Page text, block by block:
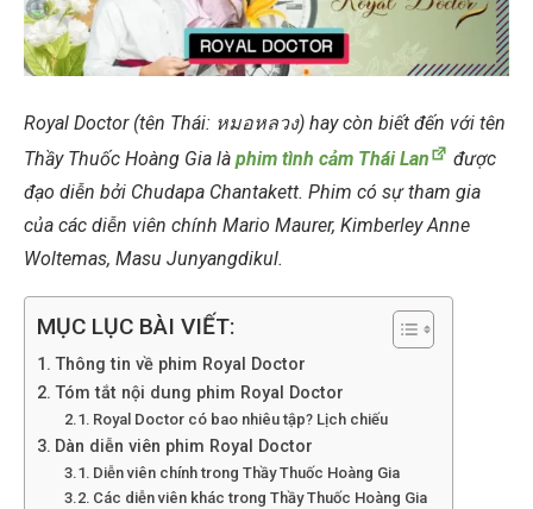
Royal Doctor (tên Thái: หมอหลวง) hay còn biết đến với tên
Thầy Thuốc Hoàng Gia là phim tình cảm Thái Lan
được
đạo diễn bởi Chudapa Chantakett. Phim có sự tham gia
của các diễn viên chính Mario Maurer, Kimberley Anne
Woltemas, Masu Junyangdikul.
MỤC LỤC BÀI VIẾT:
Thông tin về phim Royal Doctor
Tóm tắt nội dung phim Royal Doctor
Royal Doctor có bao nhiêu tập? Lịch chiếu
Dàn diễn viên phim Royal Doctor
Diễn viên chính trong Thầy Thuốc Hoàng Gia
Các diễn viên khác trong Thầy Thuốc Hoàng Gia